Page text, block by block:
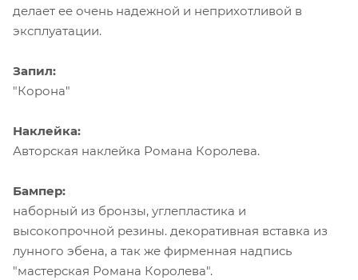
делает ее очень надежной и неприхотливой в
эксплуатации.
Запил:
"Корона"
Наклейка:
Авторская наклейка Романа Королева.
Бампер:
наборный из бронзы, углепластика и
высокопрочной резины. декоративная вставка из
лунного эбена, а так же фирменная надпись
"мастерская Романа Королева".